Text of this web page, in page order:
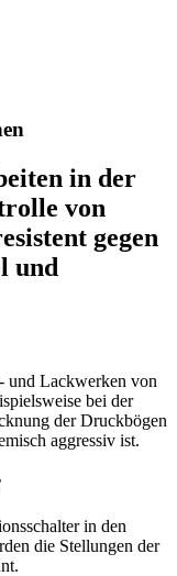
in der
von
gegen
und
und Lackwerken von
bei der
der Druckbögen
aggressiv ist.
in den
die Stellungen der